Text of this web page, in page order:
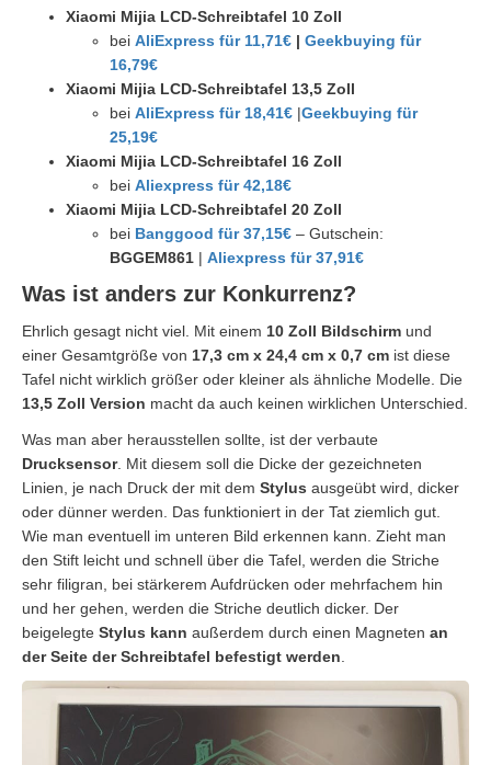
Xiaomi Mijia LCD-Schreibtafel 10 Zoll
bei AliExpress für 11,71€ | Geekbuying für
16,79€
Xiaomi Mijia LCD-Schreibtafel 13,5 Zoll
bei AliExpress für 18,41€ |Geekbuying für
25,19€
Xiaomi Mijia LCD-Schreibtafel 16 Zoll
bei Aliexpress für 42,18€
Xiaomi Mijia LCD-Schreibtafel 20 Zoll
bei Banggood für 37,15€ – Gutschein:
BGGEM861 | Aliexpress für 37,91€
Was ist anders zur Konkurrenz?
Ehrlich gesagt nicht viel. Mit einem 10 Zoll Bildschirm und
einer Gesamtgröße von 17,3 cm x 24,4 cm x 0,7 cm ist diese
Tafel nicht wirklich größer oder kleiner als ähnliche Modelle. Die
13,5 Zoll Version macht da auch keinen wirklichen Unterschied.
Was man aber herausstellen sollte, ist der verbaute
Drucksensor. Mit diesem soll die Dicke der gezeichneten
Linien, je nach Druck der mit dem Stylus ausgeübt wird, dicker
oder dünner werden. Das funktioniert in der Tat ziemlich gut.
Wie man eventuell im unteren Bild erkennen kann. Zieht man
den Stift leicht und schnell über die Tafel, werden die Striche
sehr filigran, bei stärkerem Aufdrücken oder mehrfachem hin
und her gehen, werden die Striche deutlich dicker. Der
beigelegte Stylus kann außerdem durch einen Magneten an
der Seite der Schreibtafel befestigt werden.